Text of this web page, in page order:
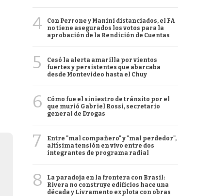
4
Con Perrone y Manini distanciados, el FA
no tiene asegurados los votos para la
aprobación de la Rendición de Cuentas
5
Cesó la alerta amarilla por vientos
fuertes y persistentes que abarcaba
desde Montevideo hasta el Chuy
6
Cómo fue el siniestro de tránsito por el
que murió Gabriel Rossi, secretario
general de Drogas
7
Entre "mal compañero" y "mal perdedor",
altísima tensión en vivo entre dos
integrantes de programa radial
8
La paradoja en la frontera con Brasil:
Rivera no construye edificios hace una
década y Livramento explota con obras